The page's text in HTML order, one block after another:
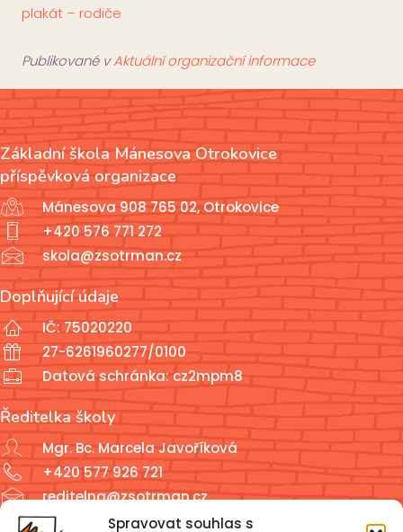
Spravovat souhlas s
plakát – rodiče
Publikované vAktuální organizační informace
Základní škola Mánesova Otrokovice
příspěvková organizace
Mánesova 908 765 02, Otrokovice
+420 576 771 272
skola@zsotrman.cz
Doplňující údaje
IČ: 75020220
27-6261960277/0100
Datová schránka: cz2mpm8
Ředitelka školy
Mgr. Bc. Marcela Javoříková
+420 577 926 721
reditelna@zsotrman.cz